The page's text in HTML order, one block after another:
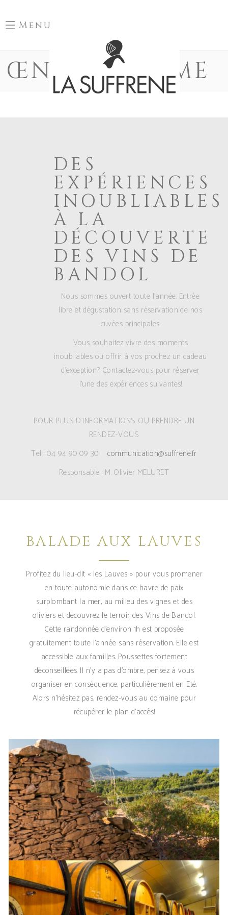
Menu
ŒNOTOURISME
DES
EXPÉRIENCES
INOUBLIABLES
À LA
DÉCOUVERTE
DES VINS DE
BANDOL
Nous sommes ouvert toute l’année. Entrée
libre et dégustation sans réservation de nos
cuvées principales.
Vous souhaitez vivre des moments
inoubliables ou offrir à vos prochez un cadeau
d’exception? Contactez-vous pour réserver
l’une des expériences suivantes!
POUR PLUS D’INFORMATIONS OU PRENDRE UN
RENDEZ-VOUS
Tel : 04 94 90 09 30communication@suffrene.fr
Responsable : M. Olivier MELURET
BALADE AUX LAUVES
Profitez du lieu-dit « les Lauves » pour vous promener
en toute autonomie dans ce havre de paix
surplombant la mer, au milieu des vignes et des
oliviers et découvrez le terroir des Vins de Bandol.
Cette randonnée d'environ 1h est proposée
gratuitement toute l'année sans réservation. Elle est
accessible aux familles. Poussettes fortement
déconseillées. Il n'y a pas d'ombre, pensez à vous
organiser en conséquence, particulièrement en Eté.
Alors n'hésitez pas, rendez-vous au domaine pour
récupérer le plan d'accès!
TEST